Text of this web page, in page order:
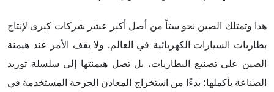
هذا وتمتلك الصين نحو ستاً من أصل أكبر عشر شركات كبرى لإنتاج
بطاريات السيارات الكهربائية في العالم. ولا يقف الأمر عند هيمنة
الصين على تصنيع البطاريات، بل تصل هيمنتها إلى سلسلة توريد
الصناعة بأكملها؛ بدءًا من استخراج المعادن الحرجة المستخدمة في